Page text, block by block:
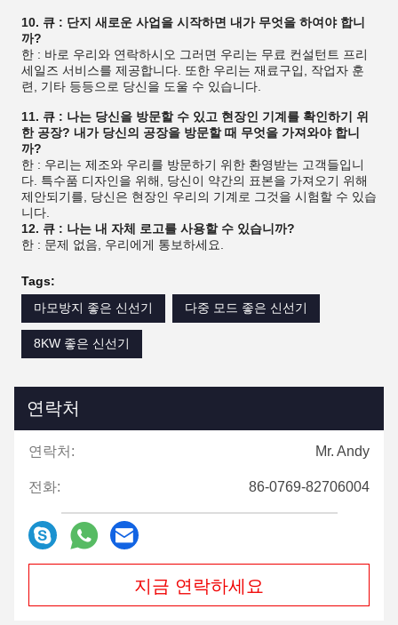
10. 큐 : 단지 새로운 사업을 시작하면 내가 무엇을 하여야 합니
까?
한 : 바로 우리와 연락하시오 그러면 우리는 무료 컨설턴트 프리
세일즈 서비스를 제공합니다. 또한 우리는 재료구입, 작업자 훈
련, 기타 등등으로 당신을 도울 수 있습니다.
11. 큐 : 나는 당신을 방문할 수 있고 현장인 기계를 확인하기 위
한 공장? 내가 당신의 공장을 방문할 때 무엇을 가져와야 합니
까?
한 : 우리는 제조와 우리를 방문하기 위한 환영받는 고객들입니
다. 특수품 디자인을 위해, 당신이 약간의 표본을 가져오기 위해
제안되기를, 당신은 현장인 우리의 기계로 그것을 시험할 수 있습
니다.
12. 큐 : 나는 내 자체 로고를 사용할 수 있습니까?
한 : 문제 없음, 우리에게 통보하세요.
Tags:
마모방지 좋은 신선기
다중 모드 좋은 신선기
8KW 좋은 신선기
연락처
연락처: Mr. Andy
전화: 86-0769-82706004
지금 연락하세요